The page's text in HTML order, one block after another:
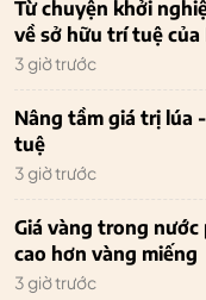
Từ chuyện khởi
về sở hữu trí tuệ của
3 giờ trước
Nâng tầm giá trị lúa
tuệ
3 giờ trước
Giá vàng trong nước
cao hơn vàng miếng
3 giờ trước